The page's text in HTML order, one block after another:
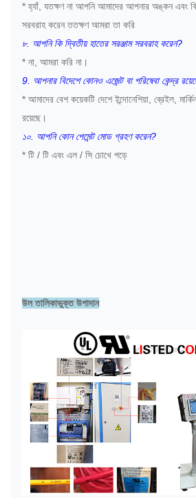
* হ্যাঁ, যতক্ষণ না আপনি আমাদের আপনার অঙ্কন এবং
সরবরাহ করেন ততক্ষণ আমরা তা করি
৮. আপনি কি দ্বিতীয় হাতের সরঞ্জাম সরবরাহ করেন?
* না, আমরা করি না।
9. আপনার বিদেশে কোনও এজেন্ট বা পরিষেবা কেন্দ্র
* আমাদের বেশ কয়েকটি দেশে ইন্দোনেশিয়া, ব্রেইল,
রয়েছে।
১০. আপনি কোন পেমেন্ট মোড গ্রহণ করেন?
* টি / টি এবং এল / সি চোখে পড়ে
উল তালিকাভুক্ত উপাদান